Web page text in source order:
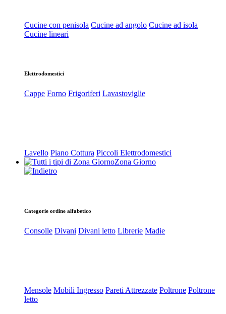
Cucine con penisola Cucine ad angolo Cucine ad isola
Cucine lineari
Elettrodomestici
Cappe Forno Frigoriferi Lavastoviglie
Lavello Piano Cottura Piccoli Elettrodomestici
Zona Giorno
Categorie ordine alfabetico
Consolle Divani Divani letto Librerie Madie
Mensole Mobili Ingresso Pareti Attrezzate Poltrone Poltrone
letto